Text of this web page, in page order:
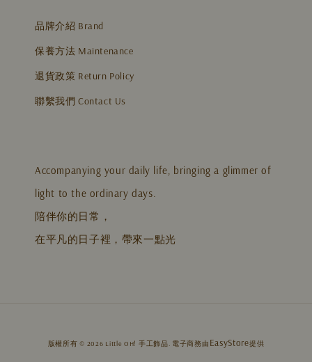
品牌介紹 Brand
保養方法 Maintenance
退貨政策 Return Policy
聯繫我們 Contact Us
Accompanying your daily life, bringing a glimmer of
light to the ordinary days.
陪伴你的日常，
在平凡的日子裡，帶來一點光
版權所有 © 2026 Little OH! 手工飾品. 電子商務由 EasyStore提供